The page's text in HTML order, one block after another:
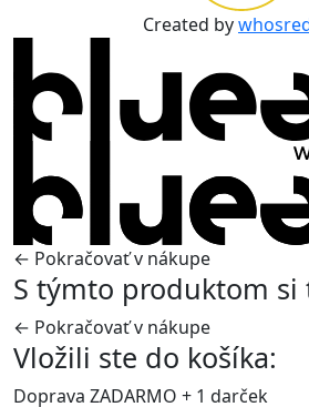
Created by
← Pokračovať v nákupe
S týmto produktom si
← Pokračovať v nákupe
Vložili ste do košíka:
Doprava ZADARMO + 1 darček